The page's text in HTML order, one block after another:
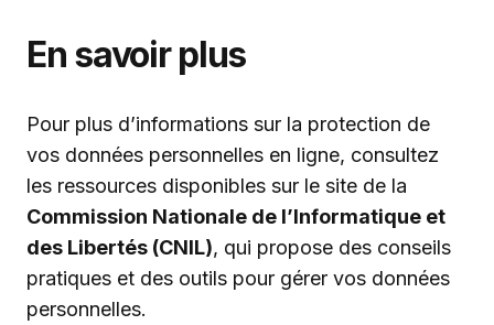
En savoir plus
Pour plus d’informations sur la protection de
vos données personnelles en ligne, consultez
les ressources disponibles sur le site de la
Commission Nationale de l’Informatique et
des Libertés (CNIL), qui propose des conseils
pratiques et des outils pour gérer vos données
personnelles.